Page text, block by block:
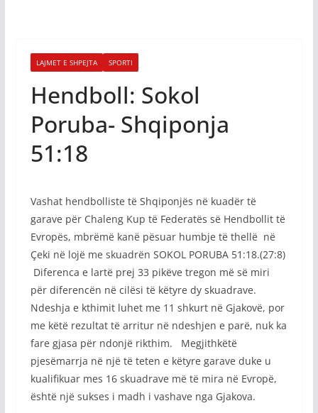
LAJMET E SHPEJTA SPORTI
Hendboll: Sokol
Poruba- Shqiponja
51:18
Vashat hendbolliste të Shqiponjës në kuadër të
garave për Chaleng Kup të Federatës së Hendbollit të
Evropës, mbrëmë kanë pësuar humbje të thellë në
Çeki në lojë me skuadrën SOKOL PORUBA 51:18.(27:8)
Diferenca e lartë prej 33 pikëve tregon më së miri
për diferencën në cilësi të këtyre dy skuadrave.
Ndeshja e kthimit luhet me 11 shkurt në Gjakovë, por
me këtë rezultat të arritur në ndeshjen e parë, nuk ka
fare gjasa për ndonjë rikthim. Megjithkëtë
pjesëmarrja në një të teten e këtyre garave duke u
kualifikuar mes 16 skuadrave më të mira në Evropë,
është një sukses i madh i vashave nga Gjakova.